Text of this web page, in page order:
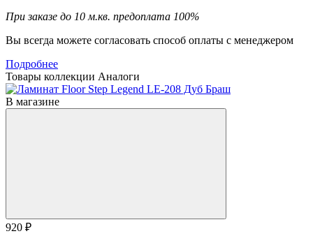
При заказе до 10 м.кв. предоплата 100%
Вы всегда можете согласовать способ оплаты с менеджером
Подробнее
Товары коллекции Аналоги
В магазине
920 ₽